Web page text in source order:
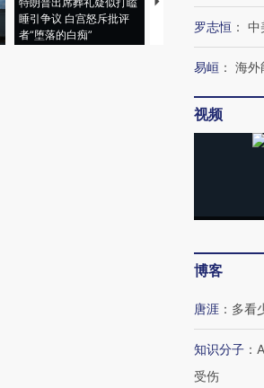
睡引争议 白宫怒斥批评
者“堕落的白痴”
97个 印度如何熬过
罗志恒 ： 中
易峘 ： 海外
视频
博客
唐涯 ： 多看
知识分子 ：
受伤